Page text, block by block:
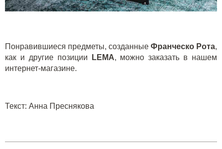
Понравившиеся предметы, созданные Франческо Рота,
как и другие позиции
LEMA, можно заказать в нашем
интернет-магазине.
Текст: Анна Преснякова